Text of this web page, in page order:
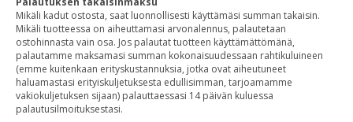
Mikäli kadut ostosta, saat luonnollisesti käyttämäsi summan takaisin.
Mikäli tuotteessa on aiheuttamasi arvonalennus, palautetaan
ostohinnasta vain osa. Jos palautat tuotteen käyttämättömänä,
palautamme maksamasi summan kokonaisuudessaan rahtikuluineen
(emme kuitenkaan erityskustannuksia, jotka ovat aiheutuneet
haluamastasi erityiskuljetuksesta edullisimman, tarjoamamme
vakiokuljetuksen sijaan) palauttaessasi 14 päivän kuluessa
palautusilmoituksestasi.